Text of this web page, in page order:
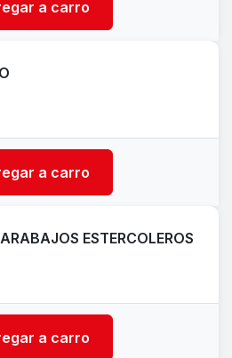
a carro
a carro
ESTERCOLEROS
a carro